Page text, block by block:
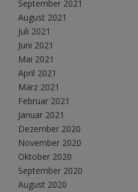
September 2021
August 2021
Juli 2021
Juni 2021
Mai 2021
April 2021
März 2021
Februar 2021
Januar 2021
Dezember 2020
November 2020
Oktober 2020
September 2020
August 2020